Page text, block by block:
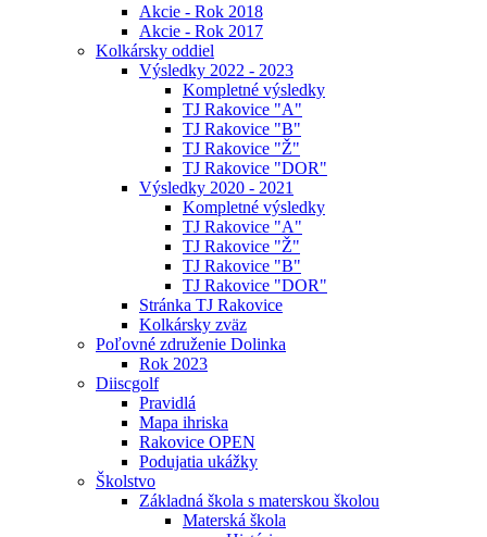
Akcie - Rok 2018
Akcie - Rok 2017
Kolkársky oddiel
Výsledky 2022 - 2023
Kompletné výsledky
TJ Rakovice "A"
TJ Rakovice "B"
TJ Rakovice "Ž"
TJ Rakovice "DOR"
Výsledky 2020 - 2021
Kompletné výsledky
TJ Rakovice "A"
TJ Rakovice "Ž"
TJ Rakovice "B"
TJ Rakovice "DOR"
Stránka TJ Rakovice
Kolkársky zväz
Poľovné združenie Dolinka
Rok 2023
Diiscgolf
Pravidlá
Mapa ihriska
Rakovice OPEN
Podujatia ukážky
Školstvo
Základná škola s materskou školou
Materská škola